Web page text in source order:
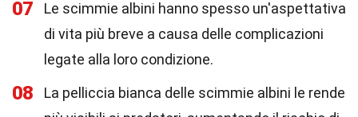
07
Le scimmie albini hanno spesso un'aspettativa
di vita più breve a causa delle complicazioni
legate alla loro condizione.
08
La pelliccia bianca delle scimmie albini le rende